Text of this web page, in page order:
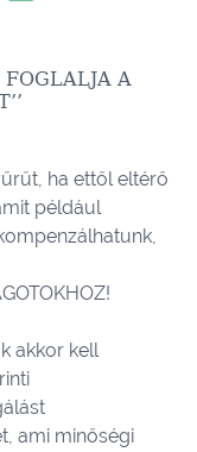
A
ha ettől eltérő
például
akkor kell
ami minőségi